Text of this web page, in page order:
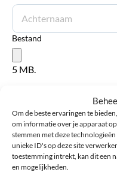
Om de beste ervaringen te
om informatie over je apparaat
stemmen met deze
unieke ID's op deze site
toestemming intrekt, kan dit een
en mogelijkheden.
Bestand
5 MB.